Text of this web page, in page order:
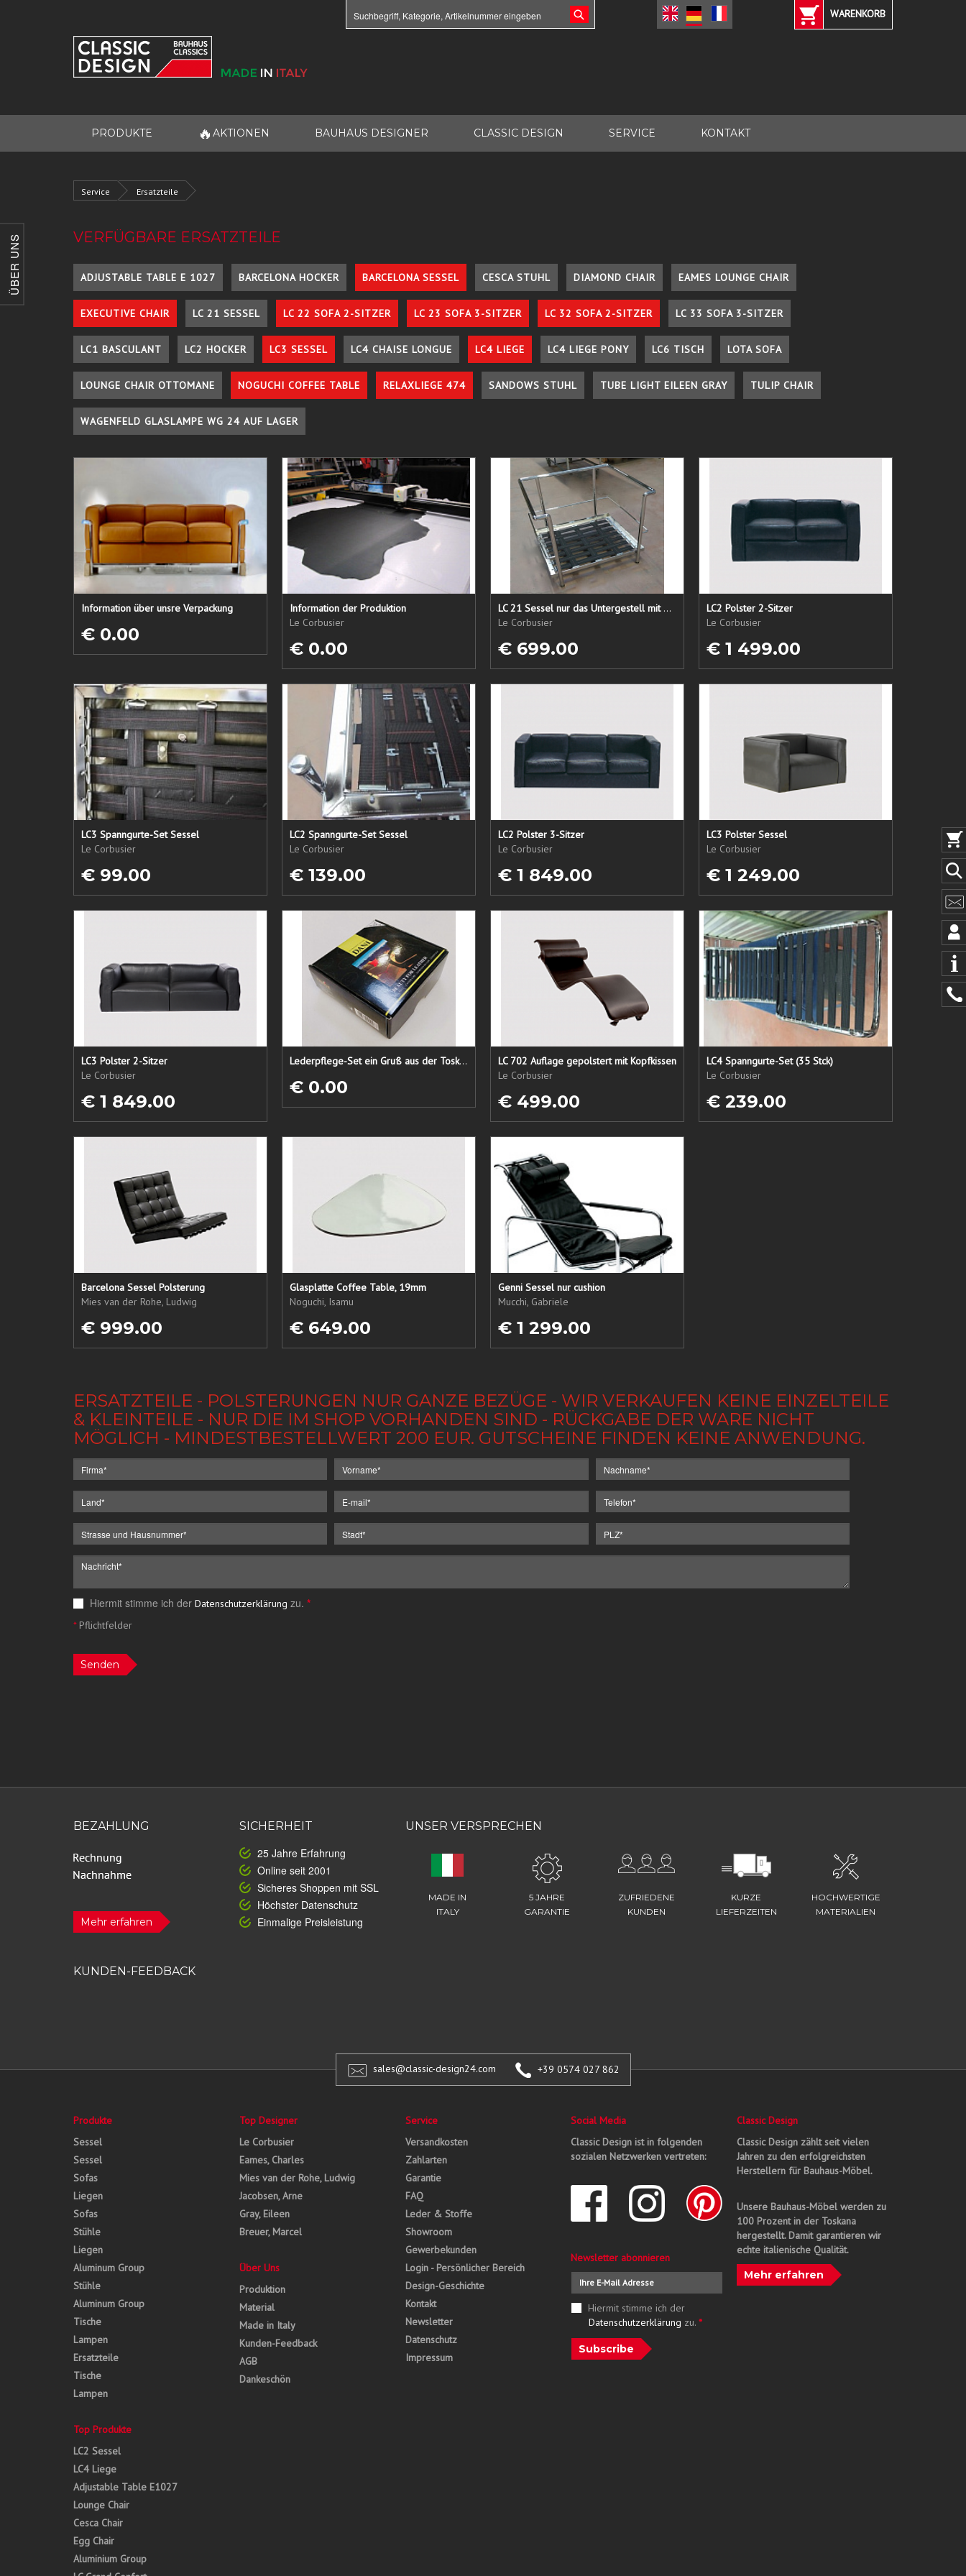
ÜBER UNS
WARENKORB
PRODUKTE 🔥 AKTIONEN BAUHAUS DESIGNER CLASSIC DESIGN SERVICE KONTAKT
Service Ersatzteile
VERFÜGBARE ERSATZTEILE
ADJUSTABLE TABLE E 1027 BARCELONA HOCKER BARCELONA SESSEL CESCA STUHL DIAMOND CHAIR EAMES LOUNGE CHAIR
EXECUTIVE CHAIR LC 21 SESSEL LC 22 SOFA 2-SITZER LC 23 SOFA 3-SITZER LC 32 SOFA 2-SITZER LC 33 SOFA 3-SITZER
LC1 BASCULANT LC2 HOCKER LC3 SESSEL LC4 CHAISE LONGUE LC4 LIEGE LC4 LIEGE PONY LC6 TISCH LOTA SOFA
LOUNGE CHAIR OTTOMANE NOGUCHI COFFEE TABLE RELAXLIEGE 474 SANDOWS STUHL TUBE LIGHT EILEEN GRAY TULIP CHAIR
WAGENFELD GLASLAMPE WG 24 AUF LAGER
Information über unsre Verpackung
€ 0.00
Information der Produktion
Le Corbusier
€ 0.00
LC 21 Sessel nur das Untergestell mit elastischen Straps
Le Corbusier
€ 699.00
LC2 Polster 2-Sitzer
Le Corbusier
€ 1 499.00
LC3 Spanngurte-Set Sessel
Le Corbusier
€ 99.00
LC2 Spanngurte-Set Sessel
Le Corbusier
€ 139.00
LC2 Polster 3-Sitzer
Le Corbusier
€ 1 849.00
LC3 Polster Sessel
Le Corbusier
€ 1 249.00
LC3 Polster 2-Sitzer
Le Corbusier
€ 1 849.00
Lederpflege-Set ein Gruß aus der Toskana...
€ 0.00
LC 702 Auflage gepolstert mit Kopfkissen
Le Corbusier
€ 499.00
LC4 Spanngurte-Set (35 Stck)
Le Corbusier
€ 239.00
Barcelona Sessel Polsterung
Mies van der Rohe, Ludwig
€ 999.00
Glasplatte Coffee Table, 19mm
Noguchi, Isamu
€ 649.00
Genni Sessel nur cushion
Mucchi, Gabriele
€ 1 299.00
ERSATZTEILE - POLSTERUNGEN NUR GANZE BEZÜGE - WIR VERKAUFEN KEINE EINZELTEILE
& KLEINTEILE - NUR DIE IM SHOP VORHANDEN SIND - RÜCKGABE DER WARE NICHT
MÖGLICH - MINDESTBESTELLWERT 200 EUR. GUTSCHEINE FINDEN KEINE ANWENDUNG.
Hiermit stimme ich der Datenschutzerklärung zu. *
*Pflichtfelder
Senden
BEZAHLUNG
Mehr erfahren
SICHERHEIT
25 Jahre Erfahrung
Online seit 2001
Sicheres Shoppen mit SSL
Höchster Datenschutz
Einmalige Preisleistung
UNSER VERSPRECHEN
MADE IN
ITALY
5 JAHRE
GARANTIE
ZUFRIEDENE
KUNDEN
KURZE
LIEFERZEITEN
HOCHWERTIGE
MATERIALIEN
KUNDEN-FEEDBACK
sales@classic-design24.com +39 0574 027 862
Produkte
Sessel
Sessel
Sofas
Liegen
Sofas
Stühle
Liegen
Aluminum Group
Stühle
Aluminum Group
Tische
Lampen
Ersatzteile
Tische
Lampen
Top Produkte
LC2 Sessel
LC4 Liege
Adjustable Table E1027
Lounge Chair
Cesca Chair
Egg Chair
Aluminium Group
Top Designer
Le Corbusier
Eames, Charles
Mies van der Rohe, Ludwig
Jacobsen, Arne
Gray, Eileen
Breuer, Marcel
Über Uns
Produktion
Material
Made in Italy
Kunden-Feedback
AGB
Dankeschön
Service
Versandkosten
Zahlarten
Garantie
FAQ
Leder & Stoffe
Showroom
Gewerbekunden
Login - Persönlicher Bereich
Design-Geschichte
Kontakt
Newsletter
Datenschutz
Impressum
Social Media
Classic Design ist in folgenden
sozialen Netzwerken vertreten:
Newsletter abonnieren
Hiermit stimme ich der
Datenschutzerklärung zu. *
Subscribe
Classic Design
Classic Design zählt seit vielen
Jahren zu den erfolgreichsten
Herstellern für Bauhaus-Möbel.
Unsere Bauhaus-Möbel werden zu
100 Prozent in der Toskana
hergestellt. Damit garantieren wir
echte italienische Qualität.
Mehr erfahren